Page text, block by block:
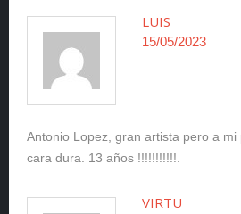
LUIS
15/05/2023
Antonio Lopez, gran artista pero a
cara dura. 13 años !!!!!!!!!!!.
VIRTU